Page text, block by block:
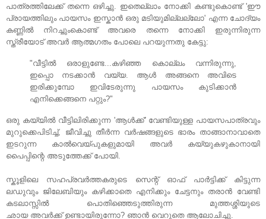
പാത്രത്തിലേക്ക് തന്നെ ഒഴിച്ചു. ഇതെല്ലാം നോക്കി കണ്ടുകൊണ്ട് 'ഈ
പ്രായത്തിലും പായസം ഇസ്കാന്‍ ഒരു മടിയുമില്ലല്ലോ' എന്ന ചോദ്യം
കണ്ണില്‍ നിറച്ചുംകൊണ്ട് അവരെ തന്നെ നോക്കി ഇരുന്നിരുന്ന
സ്ത്രീയോട് അവര്‍ ആത്മഗതം പോലെ പറയുന്നതു കേട്ടു:
"വീട്ടില്‍ ഒരാളുണ്ടേ...കഴിഞ്ഞ കൊല്ലം വന്നിരുന്നു,
ഇപ്പൊ നടക്കാന്‍ വയ്യ. ആള്‍ അങ്ങനെ അവിടെ
ഇരിക്കുമ്പോ ഇവിടേരുന്നു പായസം കുടിക്കാന്‍
എനിക്കെങ്ങനെ പറ്റും?"
ഒരു കയ്യില്‍ വീട്ടിലിരിക്കുന്ന 'ആള്‍ക്ക്' വേണ്ടിയുള്ള പായസപാത്രവും
മുറുക്കെപിടിച്ച്, ജീവിച്ചു തീര്‍ന്ന വര്‍ഷങ്ങളുടെ ഭാരം താങ്ങാനാവാതെ
ഇടറുന്ന കാല്‍വെയ്പുകളുമായി അവര്‍ കയ്യുകഴുകാനായി
പൈപ്പിന്റെ അടുത്തേക്ക്‌ പോയി.
സ്കൂളിലെ സഹപ്രവര്‍ത്തകരുടെ സെന്റ്‌ ഓഫ് പാര്‍ട്ടിക്ക് കിട്ടുന്ന
ലഡുവും ജിലേബിയും കഴിക്കാതെ എനിക്കും ചേട്ടനും തരാന്‍ വേണ്ടി
കടലാസ്സില്‍ പൊതിഞ്ഞെടുത്തിരുന്ന മുത്തശ്ശിയുടെ
ഛായ അവര്‍ക്ക്‌ ഉണ്ടായിരുന്നോ? ഞാന്‍ വെറുതെ ആലോചിച്ചു.